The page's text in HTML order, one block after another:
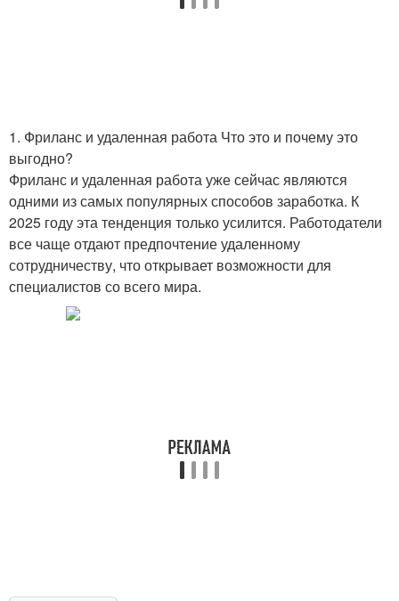
1. Фриланс и удаленная работа Что это и почему это
выгодно?
Фриланс и удаленная работа уже сейчас являются
одними из самых популярных способов заработка. К
2025 году эта тенденция только усилится. Работодатели
все чаще отдают предпочтение удаленному
сотрудничеству, что открывает возможности для
специалистов со всего мира.